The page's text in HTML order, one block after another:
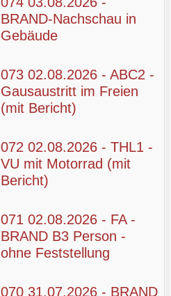
BRAND-Nachschau in
Gebäude
073 02.08.2026 - ABC2 -
Gausaustritt im Freien
(mit Bericht)
072 02.08.2026 - THL1 -
VU mit Motorrad (mit
Bericht)
071 02.08.2026 - FA -
BRAND B3 Person -
ohne Feststellung
070 31.07.2026 - BRAND